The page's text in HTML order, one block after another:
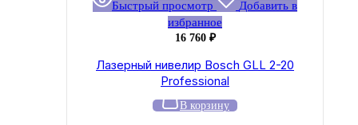
Быстрый просмотр
Добавить в
избранное
16 760 ₽
Лазерный нивелир Bosch GLL 2-20
Professional
В корзину